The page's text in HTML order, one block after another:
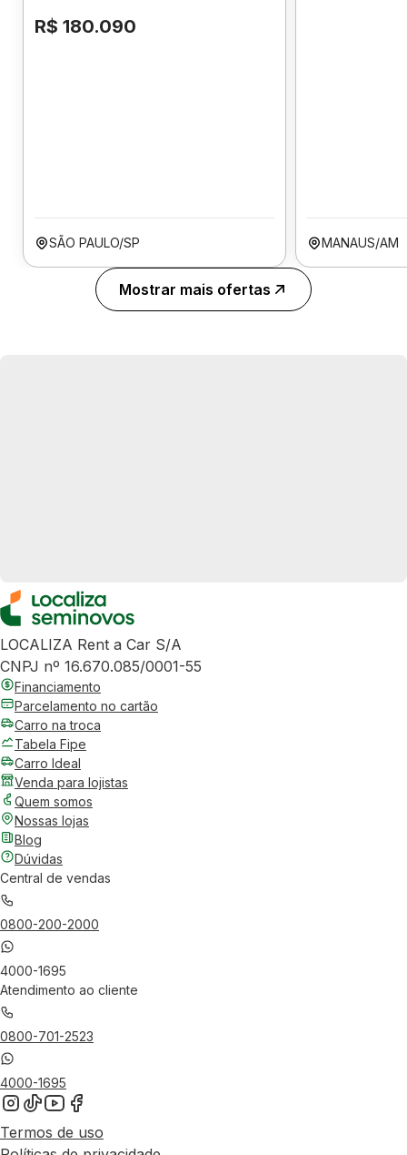
R$ 180.090
SÃO PAULO/SP MANAUS/AM
Mostrar mais ofertas
LOCALIZA Rent a Car S/A
CNPJ nº 16.670.085/0001-55
Financiamento
Parcelamento no cartão
Carro na troca
Tabela Fipe
Carro Ideal
Venda para lojistas
Quem somos
Nossas lojas
Blog
Dúvidas
Central de vendas
0800-200-2000
4000-1695
Atendimento ao cliente
0800-701-2523
4000-1695
Termos de uso